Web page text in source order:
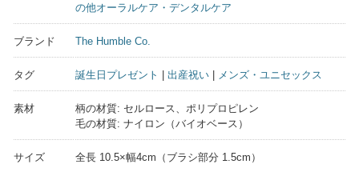
の他オーラルケア・デンタルケア
ブランド The Humble Co.
タグ 誕生日プレゼント 出産祝い メンズ・ユニセックス
素材
柄の材質: セルロース、ポリプロピレン
毛の材質: ナイロン（バイオベース）
サイズ 全長 10.5×幅4cm（ブラシ部分 1.5cm）